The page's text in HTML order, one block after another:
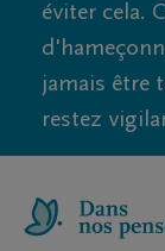
éviter cela.
jamais être
restez